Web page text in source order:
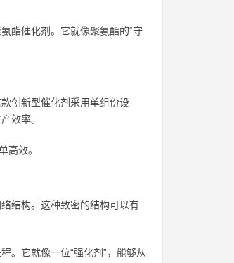
酯催化剂。它就像聚氨酯的“守
创新型催化剂采用单组份设
效率。
高效。
结构。这种致密的结构可以有
。它就像一位“强化剂”，能够从